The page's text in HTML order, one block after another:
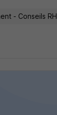
- Conseils RH